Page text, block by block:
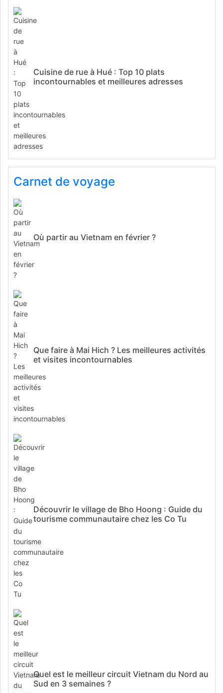
Cuisine de rue à Hué : Top 10 plats
incontournables et meilleures adresses
Carnet de voyage
Où partir au Vietnam en février ?
Que faire à Mai Hich ? Les meilleures activités
et visites incontournables
Découvrir le village de Bho Hoong : Guide du
tourisme communautaire chez les Co Tu
Quel est le meilleur circuit Vietnam du Nord au
Sud en 3 semaines ?